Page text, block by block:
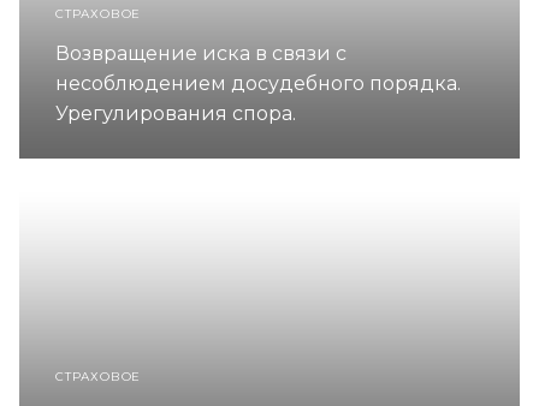
СТРАХОВОЕ
Возвращение иска в связи с
несоблюдением досудебного порядка.
Урегулирования спора.
СТРАХОВОЕ